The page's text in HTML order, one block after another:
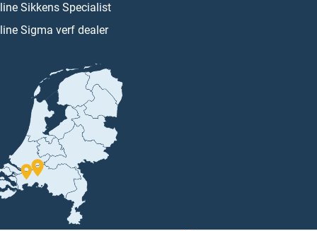
Sikkens Specialist
Sigma verf dealer